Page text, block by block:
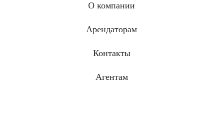
О компании
Арендаторам
Контакты
Агентам